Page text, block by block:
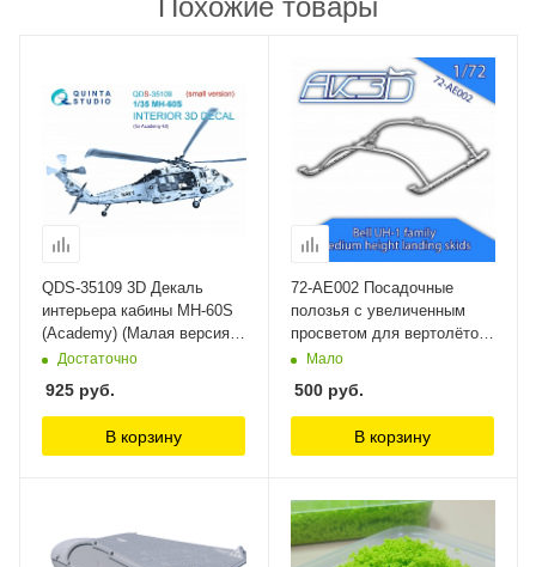
Похожие товары
QDS-35109 3D Декаль
интерьера кабины MH-60S
(Academy) (Малая верcия)
Quinta Studio
Достаточно
925 руб.
В корзину
72-AE002 Посадочные
полозья с увеличенным
просветом для вертолётов
серии Bell UH-1 (средней
Мало
500 руб.
В корзину